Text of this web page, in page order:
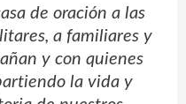
de oración a las
a familiares y
y con quienes
la vida y